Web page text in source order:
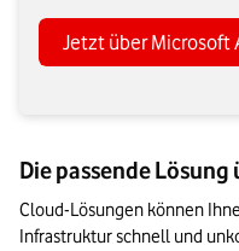
Jetzt über Microsoft
Die passende
Cloud-Lösungen können
Infrastruktur schnell und